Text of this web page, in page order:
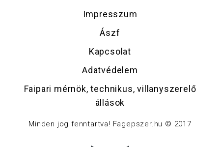
Impresszum
Ászf
Kapcsolat
Adatvédelem
Faipari mérnök, technikus, villanyszerelő
állások
Minden jog fenntartva! Fagepszer.hu © 2017